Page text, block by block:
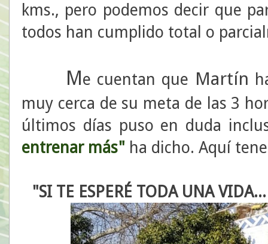
kms., pero podemos decir que
todos han cumplido total o
Me cuentan que Martín
muy cerca de su meta de las 3
últimos días puso en duda
entrenar más" ha dicho. Aquí
"SI TE ESPERÉ TODA UNA